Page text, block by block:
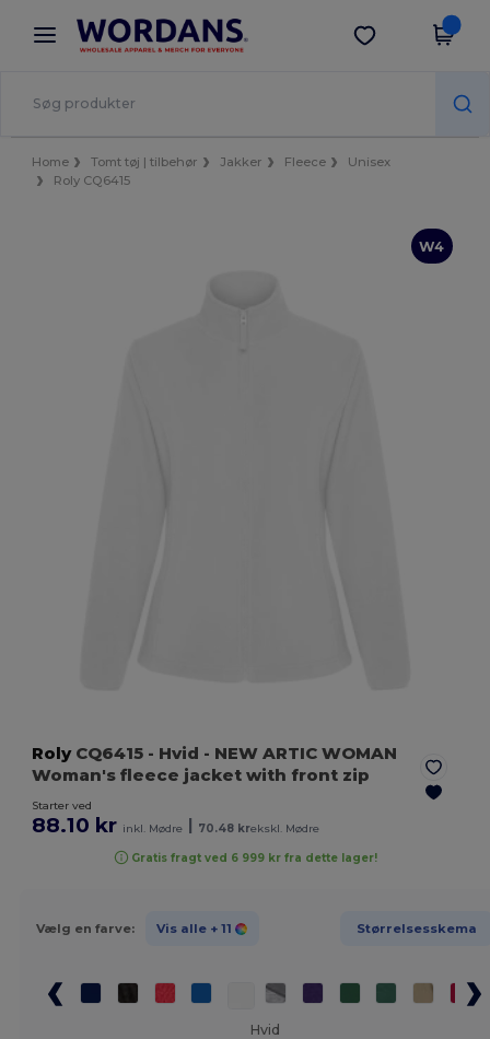
× Wordans-app
Bedre priser i appen!
Hent app
Home Tomt tøj | tilbehør Jakker Fleece
Unisex
Roly CQ6415
W4
RolyCQ6415 - Hvid - NEW ARTIC WOMAN
Woman's fleece jacket with front zip
Starter ved
88.10 kr inkl. Mødre 70.48 krekskl. Mødre
Gratis fragt ved 6 999 kr fra dette lager!
Vælg en farve: Vis alle + 11 Størrelsesskema
Hvid